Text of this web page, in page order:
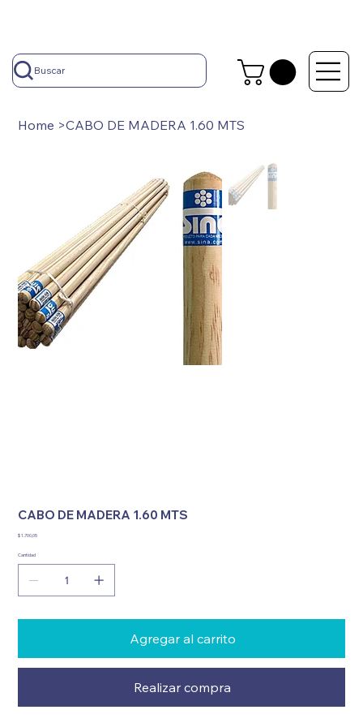
Buscar
Home >CABO DE MADERA 1.60 MTS
CABO DE MADERA 1.60 MTS
Precio
$ 1.700,05
Cantidad
Agregar al carrito
Realizar compra